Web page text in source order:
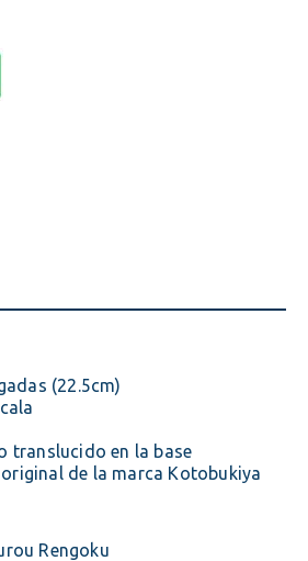
(22.5cm)
translucido en la base
de la marca Kotobukiya
Rengoku